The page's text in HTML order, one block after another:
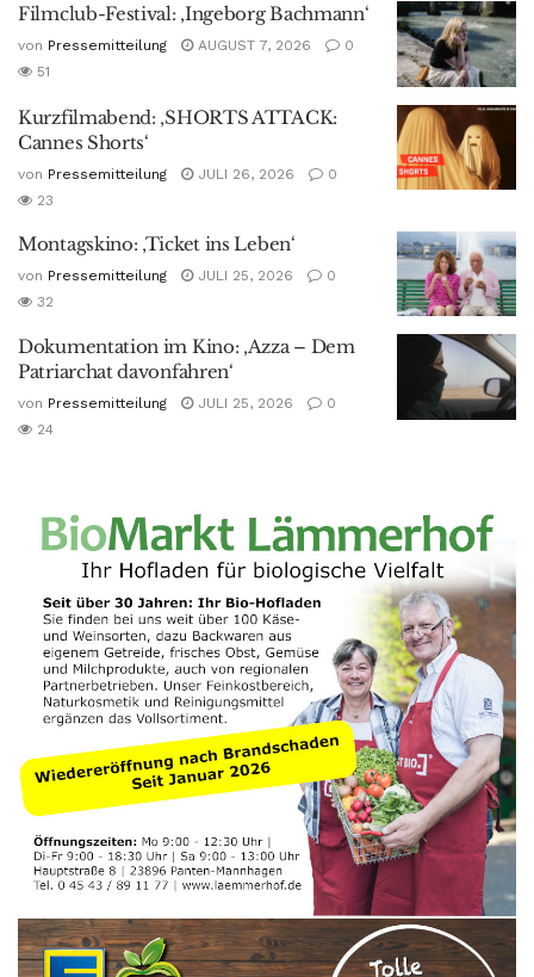
Filmclub-Festival: ‚Ingeborg Bachmann‘
von Pressemitteilung AUGUST 7, 2026
0
51
Kurzfilmabend: ‚SHORTS ATTACK:
Cannes Shorts‘
von Pressemitteilung JULI 26, 2026
0
23
Montagskino: ‚Ticket ins Leben‘
von Pressemitteilung JULI 25, 2026
0
32
Dokumentation im Kino: ‚Azza – Dem
Patriarchat davonfahren‘
von Pressemitteilung JULI 25, 2026
0
24